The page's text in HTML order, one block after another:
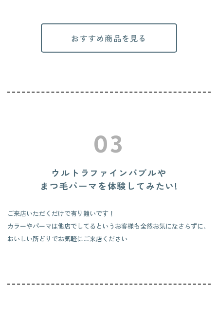
おすすめ商品を見る
03
ウルトラファインバブルや
まつ毛パーマを体験してみたい!
ご来店いただくだけで有り難いです！
カラーやパーマは他店でしてるというお客様も全然お気になさらずに、
おいしい所どりでお気軽にご来店ください